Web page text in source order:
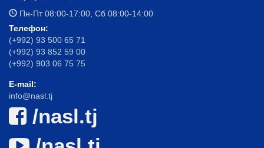
Пн-Пт 08:00-17:00, Сб 08:00-14:00
Телефон:
(+992) 93 500 65 71
(+992) 93 852 59 00
(+992) 903 06 75 75
E-mail:
info@nasl.tj
/nasl.tj